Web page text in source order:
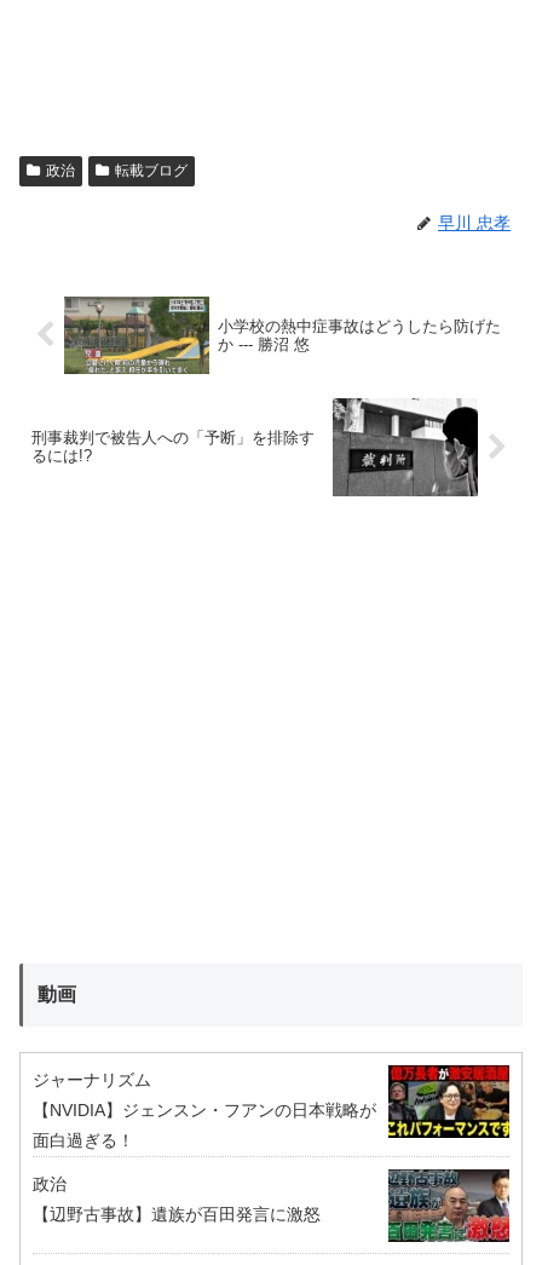
政治 転載ブログ
早川 忠孝
小学校の熱中症事故はどうしたら防げた
か --- 勝沼 悠
刑事裁判で被告人への「予断」を排除す
るには!?
動画
ジャーナリズム
【NVIDIA】ジェンスン・フアンの日本戦略が
面白過ぎる！
政治
【辺野古事故】遺族が百田発言に激怒